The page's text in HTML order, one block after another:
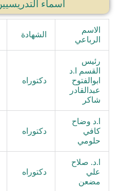
أسماء
الاسم
الرباعي
الشهادة
رئيس
القسم ا.د
ابوالفتوح
عبدالقادر
شاكر
دكتوراه
ا.د وضاح
كافي
حلومي
دكتوراه
ا.د. صلاح
علي
مضعن
دكتوراه